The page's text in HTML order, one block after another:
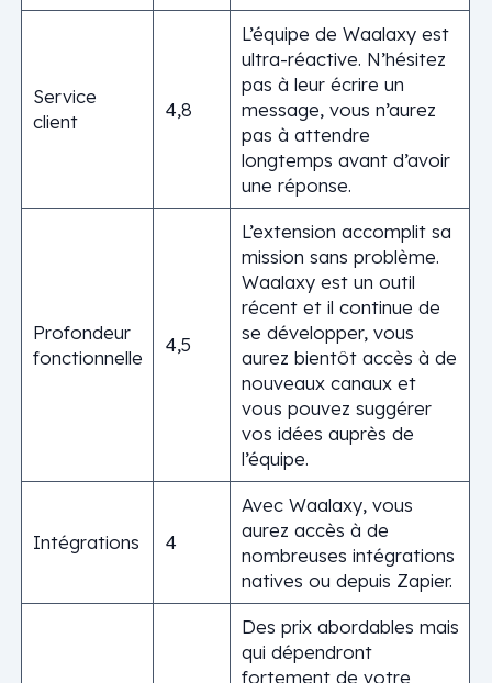
Service
client
4,8
L’équipe de Waalaxy est
ultra-réactive. N’hésitez
pas à leur écrire un
message, vous n’aurez
pas à attendre
longtemps avant d’avoir
une réponse.
Profondeur
fonctionnelle
4,5
L’extension accomplit sa
mission sans problème.
Waalaxy est un outil
récent et il continue de
se développer, vous
aurez bientôt accès à de
nouveaux canaux et
vous pouvez suggérer
vos idées auprès de
l’équipe.
Intégrations 4
Avec Waalaxy, vous
aurez accès à de
nombreuses intégrations
natives ou depuis Zapier.
Des prix abordables mais
qui dépendront
fortement de votre